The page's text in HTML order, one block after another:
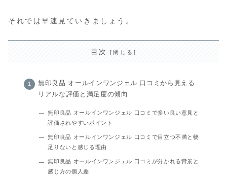
それでは早速見ていきましょう。
目次
無印良品 オールインワンジェル 口コミから見える
リアルな評価と満足度の傾向
無印良品 オールインワンジェル 口コミで多い良い意見と
評価されやすいポイント
無印良品 オールインワンジェル 口コミで目立つ不満と物
足りないと感じる理由
無印良品 オールインワンジェル 口コミが分かれる背景と
感じ方の個人差